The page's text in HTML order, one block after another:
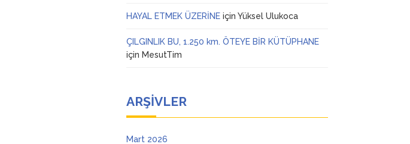
HAYAL ETMEK ÜZERİNE içinYüksel Ulukoca
ÇILGINLIK BU, 1.250 km. ÖTEYE BİR KÜTÜPHANE
için MesutTim
ARŞIVLER
Mart 2026